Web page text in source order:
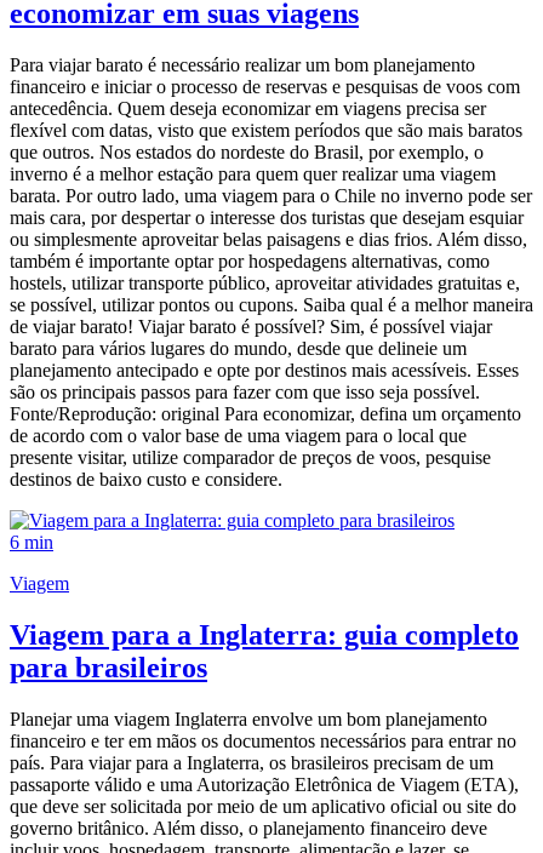
economizar em suas viagens
Para viajar barato é necessário realizar um bom planejamento
financeiro e iniciar o processo de reservas e pesquisas de voos com
antecedência. Quem deseja economizar em viagens precisa ser
flexível com datas, visto que existem períodos que são mais baratos
que outros. Nos estados do nordeste do Brasil, por exemplo, o
inverno é a melhor estação para quem quer realizar uma viagem
barata. Por outro lado, uma viagem para o Chile no inverno pode ser
mais cara, por despertar o interesse dos turistas que desejam esquiar
ou simplesmente aproveitar belas paisagens e dias frios. Além disso,
também é importante optar por hospedagens alternativas, como
hostels, utilizar transporte público, aproveitar atividades gratuitas e,
se possível, utilizar pontos ou cupons. Saiba qual é a melhor maneira
de viajar barato! Viajar barato é possível? Sim, é possível viajar
barato para vários lugares do mundo, desde que delineie um
planejamento antecipado e opte por destinos mais acessíveis. Esses
são os principais passos para fazer com que isso seja possível.
Fonte/Reprodução: original Para economizar, defina um orçamento
de acordo com o valor base de uma viagem para o local que
presente visitar, utilize comparador de preços de voos, pesquise
destinos de baixo custo e considere.
6 min
Viagem
Viagem para a Inglaterra: guia completo
para brasileiros
Planejar uma viagem Inglaterra envolve um bom planejamento
financeiro e ter em mãos os documentos necessários para entrar no
país. Para viajar para a Inglaterra, os brasileiros precisam de um
passaporte válido e uma Autorização Eletrônica de Viagem (ETA),
que deve ser solicitada por meio de um aplicativo oficial ou site do
governo britânico. Além disso, o planejamento financeiro deve